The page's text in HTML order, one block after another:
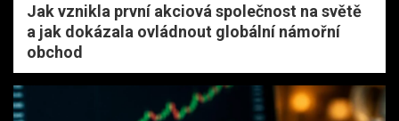
Jak vznikla první akciová společnost na světě
a jak dokázala ovládnout globální námořní
obchod